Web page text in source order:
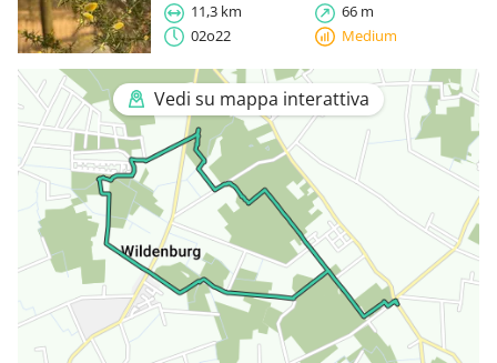
11,3 km
66 m
02o22
Medium
Vedi su mappa interattiva